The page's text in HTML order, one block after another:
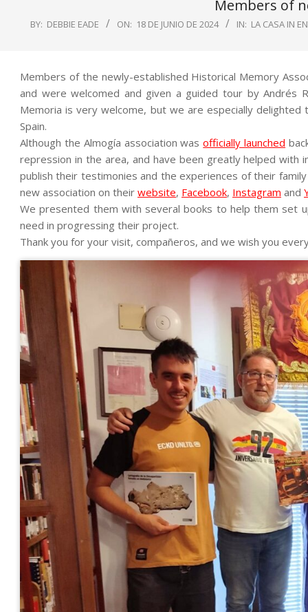
Members of
BY: DEBBIE EADE ON: 18 DE JUNIO DE 2024 IN: LA CASA IN
Members of the newly-established Historical Memory
and were welcomed and given a guided tour by Andrés
Memoria is very welcome, but we are especially
Spain.
Although the Almogía association wasofficially launched
repression in the area, and have been greatly helped
publish their testimonies and the experiences of their
new association on their website, Facebook, Instagram and
We presented them with several books to help them set
need in progressing their project.
Thank you for your visit, compañeros, and we wish you